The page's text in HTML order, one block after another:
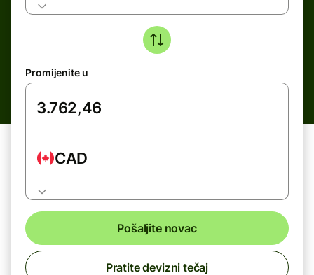
Promijenite u
CAD
Pošaljite novac
Pratite devizni tečaj